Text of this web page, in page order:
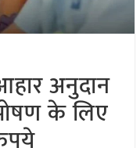
अनुदान
के लिए